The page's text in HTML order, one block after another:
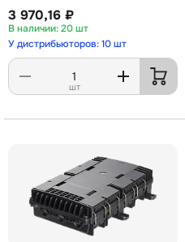
3 970,16 ₽
20 шт
У дистрибьюторов: 10 шт
шт